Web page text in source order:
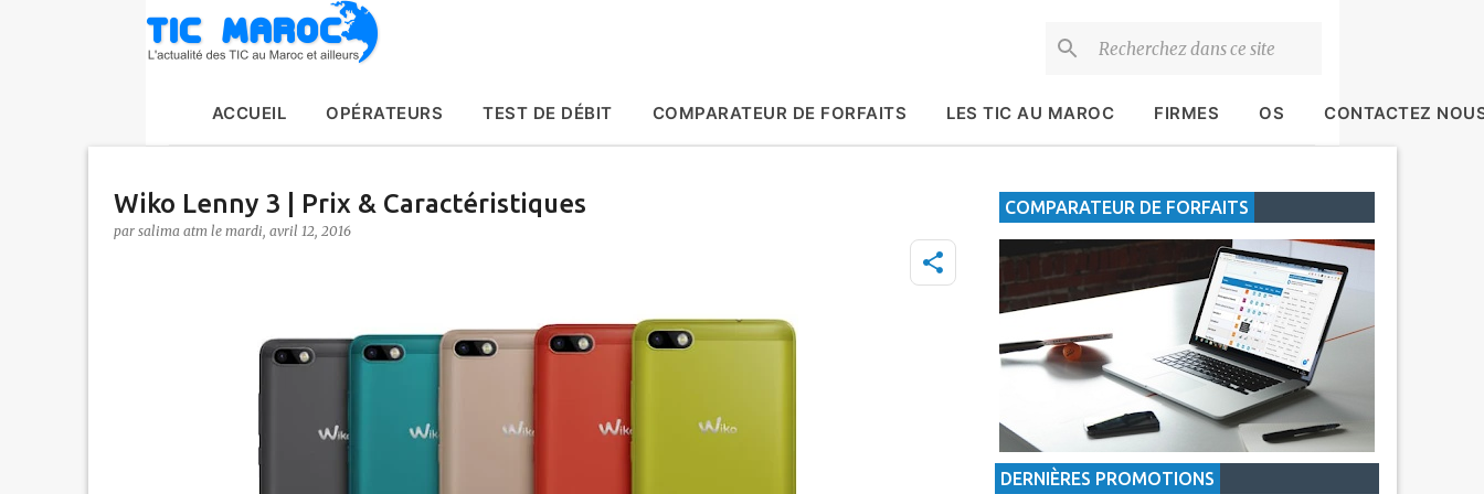
ACCUEIL OPÉRATEURS TEST DE DÉBIT COMPARATEUR DE FORFAITS LES TIC AU MAROC FIRMES OS CONTACTEZ
Wiko Lenny 3 | Prix & Caractéristiques
par salima atm le mardi, avril 12, 2016
COMPARATEUR DE FORFAITS
DERNIÈRES PROMOTIONS